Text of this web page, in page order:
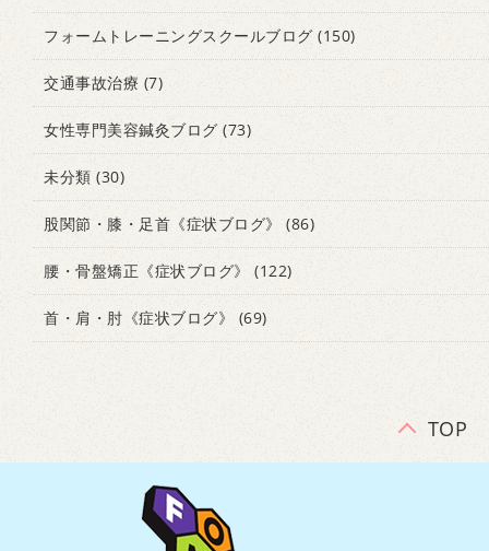
フォームトレーニングスクールブログ(150)
交通事故治療 (7)
女性専門美容鍼灸ブログ(73)
未分類 (30)
股関節・膝・足首《症状ブログ》 (86)
腰・骨盤矯正《症状ブログ》 (122)
首・肩・肘《症状ブログ》 (69)
TOP